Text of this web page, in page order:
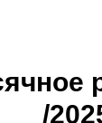
/